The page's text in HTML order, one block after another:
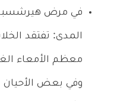
في مرض
المدى: تفتقد
معظم الأمعاء
وفي بعض الأحيان